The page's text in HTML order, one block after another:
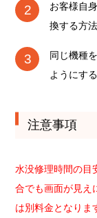
お客様自
換する方法
同じ機種
ようにす
注意事項
水没修理時間の目
合でも画面が見え
は別料金となりま